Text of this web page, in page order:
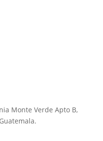
Monte Verde Apto B,